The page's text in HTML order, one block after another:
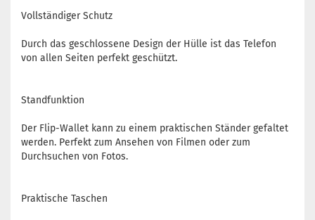
Vollständiger Schutz
Durch das geschlossene Design der Hülle ist das Telefon
von allen Seiten perfekt geschützt.
Standfunktion
Der Flip-Wallet kann zu einem praktischen Ständer gefaltet
werden. Perfekt zum Ansehen von Filmen oder zum
Durchsuchen von Fotos.
Praktische Taschen